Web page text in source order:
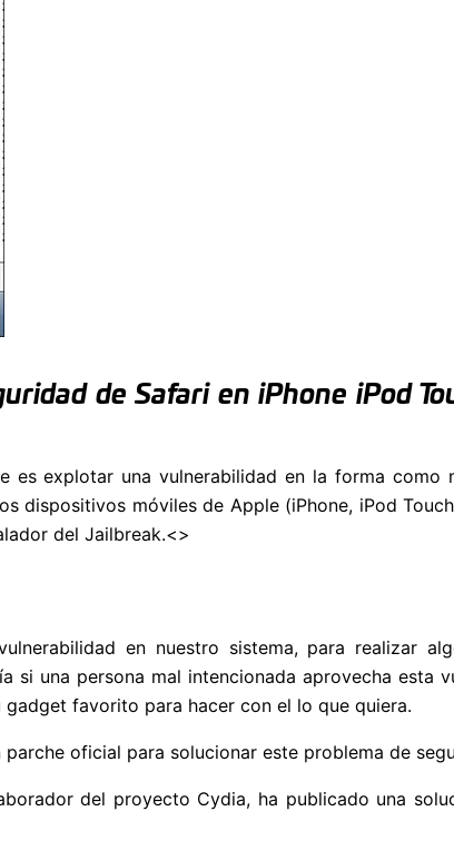
de Safari en iPhone iPod
es explotar una vulnerabilidad en la forma como
dispositivos móviles de Apple (iPhone, iPod
del Jailbreak.<>
en nuestro sistema, para realizar
si una persona mal intencionada aprovecha esta
favorito para hacer con el lo que quiera.
oficial para solucionar este problema de
del proyecto Cydia, ha publicado una